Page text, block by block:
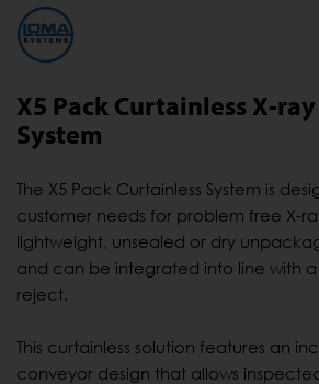
X5 Pack Curtainless X-
System
The X5 Pack Curtainless System is
customer needs for problem free X-
lightweight, unsealed or dry
and can be integrated into line with
reject.
This curtainless solution features an
conveyor design that allows